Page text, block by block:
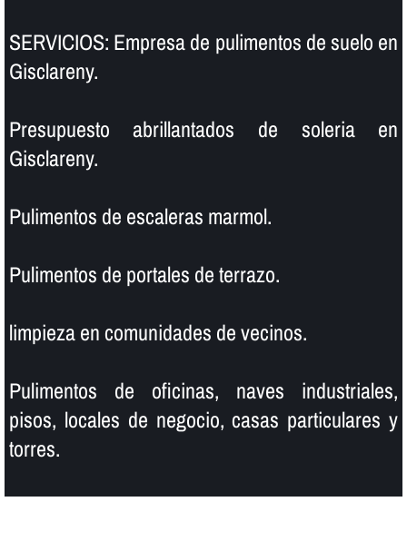
SERVICIOS: Empresa de pulimentos de suelo en
Gisclareny.
Presupuesto abrillantados de soleria en
Gisclareny.
Pulimentos de escaleras marmol.
Pulimentos de portales de terrazo.
limpieza en comunidades de vecinos.
Pulimentos de oficinas, naves industriales,
pisos, locales de negocio, casas particulares y
torres.